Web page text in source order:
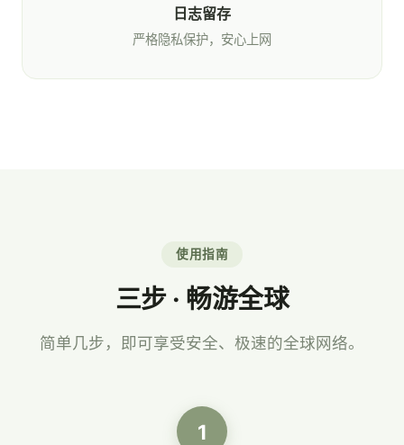
日志留存
严格隐私保护，安心上网
使用指南
三步 · 畅游全球
简单几步，即可享受安全、极速的全球网络。
1